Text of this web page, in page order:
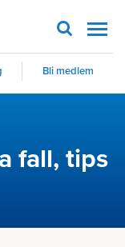
Bli medlem
fall, tips